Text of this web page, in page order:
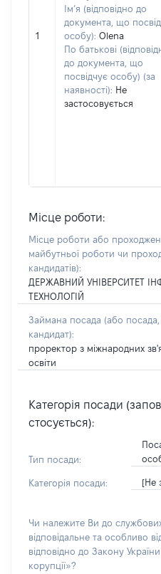
1
Ім’я (відповідно до
документа, що
особу): Olena
По батькові
до документа, що
посвідчує особу) (за
наявності): Не
застосовується
Місце роботи:
Місце роботи або
майбутньої роботи чи
кандидатів):
ДЕРЖАВНИЙ УНІВЕРСИТЕТ
ТЕХНОЛОГІЙ
Займана посада (або
кандидат):
проректор з міжнародних
освіти
Категорія посади
стосується):
Тип посади:
Категорія посади: [Не
Чи належите Ви до
відповідальне та особливо
відповідно до Закону
корупції»?